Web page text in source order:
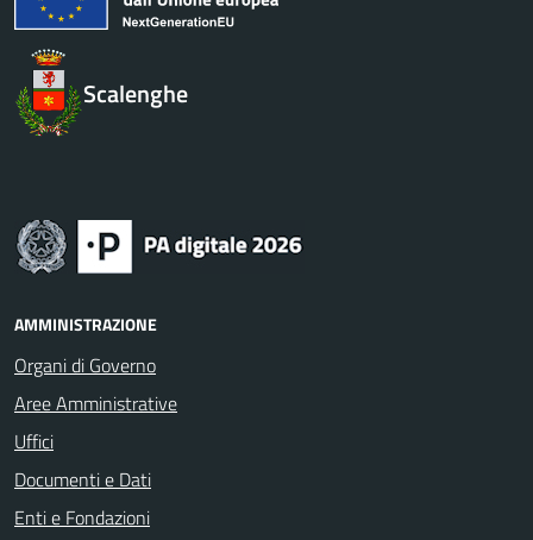
Scalenghe
AMMINISTRAZIONE
Organi di Governo
Aree Amministrative
Uffici
Documenti e Dati
Enti e Fondazioni